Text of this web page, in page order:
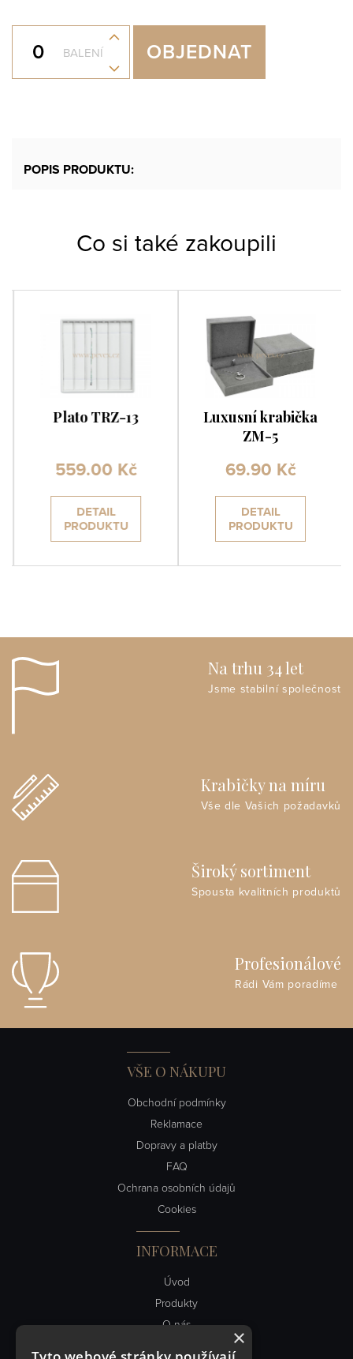
BALENÍ
+
-
OBJEDNAT
POPIS PRODUKTU:
Co si také zakoupili
Plato TRZ-13
559.00 Kč
DETAIL
PRODUKTU
Luxusní krabička
ZM-5
69.90 Kč
DETAIL
PRODUKTU
Na trhu 34 let
Jsme stabilní společnost
Krabičky na míru
Vše dle Vašich požadavků
Široký sortiment
Spousta kvalitních produktů
Profesionálové
Rádi Vám poradíme
VŠE O NÁKUPU
Obchodní podmínky
Reklamace
Dopravy a platby
FAQ
Ochrana osobních údajů
Cookies
INFORMACE
Úvod
Produkty
O nás
×